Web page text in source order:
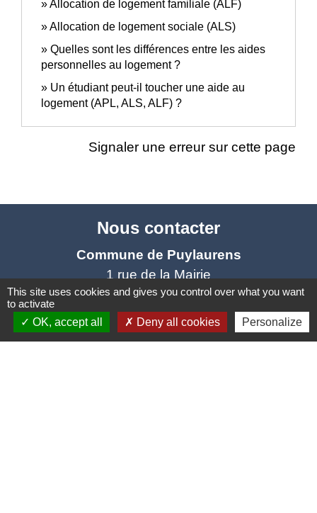
Allocation de logement familiale (ALF)
Allocation de logement sociale (ALS)
Quelles sont les différences entre les aides
personnelles au logement ?
Un étudiant peut-il toucher une aide au
logement (APL, ALS, ALF) ?
Signaler une erreur sur cette page
Nous contacter
Commune de Puylaurens
1 rue de la Mairie
81700 Puylaurens - FRANCE
+33 5 63 75 00 18
This site uses cookies and gives you control over what you want
to activate
OK, accept all
Deny all cookies Personalize